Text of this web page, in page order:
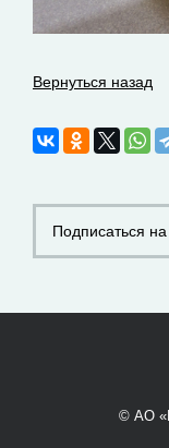
Вернуться назад
Подписаться на
© АО